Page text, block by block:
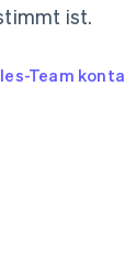
ist.
Team